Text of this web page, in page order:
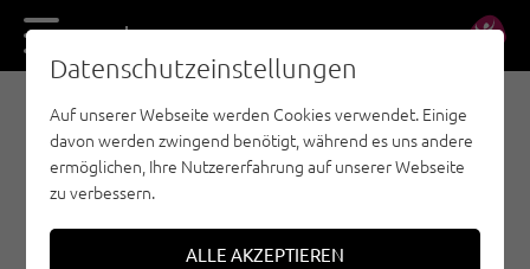
DE EN
BOULDERN - OUTDOORREGION IMST
IMST / REITHLE /
🅟 Familienfreundlich
Datenschutzeinstellungen
Auf unserer Webseite werden Cookies verwendet. Einige
davon werden zwingend benötigt, während es uns andere
ermöglichen, Ihre Nutzererfahrung auf unserer Webseite
zu verbessern.
ALLE AKZEPTIEREN